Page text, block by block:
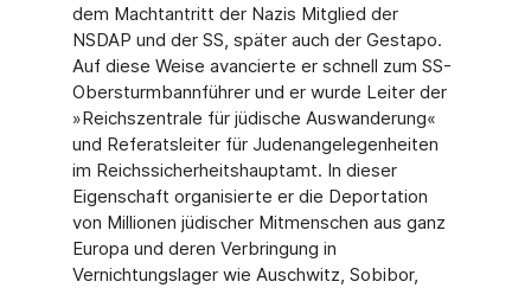
dem Machtantritt der Nazis Mitglied der
NSDAP und der SS, später auch der Gestapo.
Auf diese Weise avancierte er schnell zum SS-
Obersturmbannführer und er wurde Leiter der
»Reichszentrale für jüdische Auswanderung«
und Referatsleiter für Judenangelegenheiten
im Reichssicherheitshauptamt. In dieser
Eigenschaft organisierte er die Deportation
von Millionen jüdischer Mitmenschen aus ganz
Europa und deren Verbringung in
Vernichtungslager wie Auschwitz, Sobibor,